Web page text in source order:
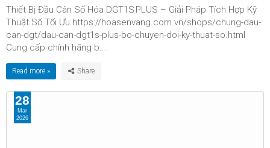
Thiết Bị Đầu Cân Số Hóa DGT1S PLUS – Giải Pháp Tích Hợp Kỹ
Thuật Số Tối Ưu https://hoasenvang.com.vn/shops/chung-dau-
can-dgt/dau-can-dgt1s-plus-bo-chuyen-doi-ky-thuat-so.html
Cung cấp chính hãng b...
Read more »
28
Mar
2026